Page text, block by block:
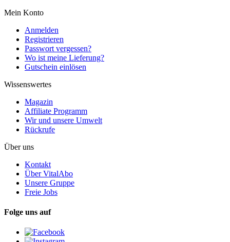
Mein Konto
Anmelden
Registrieren
Passwort vergessen?
Wo ist meine Lieferung?
Gutschein einlösen
Wissenswertes
Magazin
Affiliate Programm
Wir und unsere Umwelt
Rückrufe
Über uns
Kontakt
Über VitalAbo
Unsere Gruppe
Freie Jobs
Folge uns auf